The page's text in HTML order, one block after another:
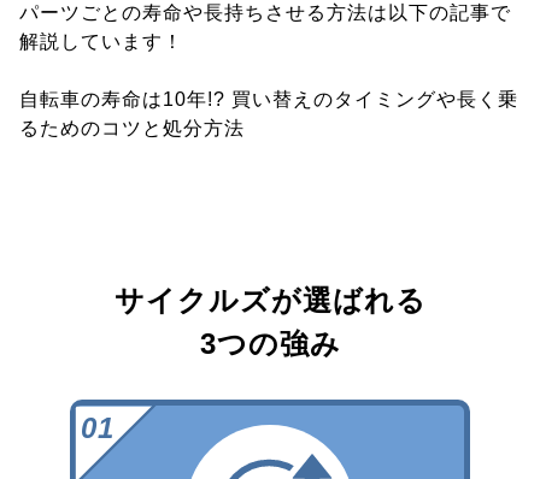
パーツごとの寿命や長持ちさせる方法は以下の記事で
解説しています！
自転車の寿命は10年!? 買い替えのタイミングや長く乗
るためのコツと処分方法
サイクルズが選ばれる
3つの強み